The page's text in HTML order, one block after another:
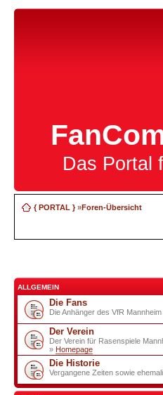
Das Portal
{ PORTAL }»Foren-Übersicht
ALLGEMEIN
Die Fans
Die Anhänger des VfR Mannheim
Der Verein
Der Verein für Rasenspiele
» Homepage
Die Historie
Vergangene Zeiten sowie